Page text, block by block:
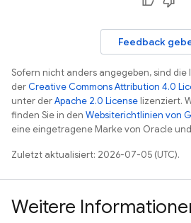
Feedback
Sofern nicht anders angegeben, sind
derCreative Commons Attribution 4.0
unter derApache 2.0 License lizenziert.
finden Sie in den Websiterichtlinien von
eine eingetragene Marke von Oracle
Zuletzt aktualisiert: 2026-07-05 (UTC).
Weitere